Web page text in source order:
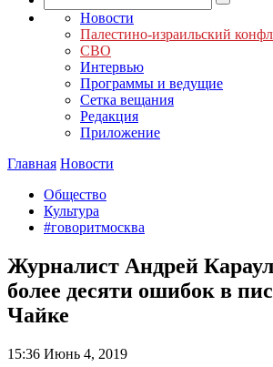
Новости
Палестино-израильский
СВО
Интервью
Программы и ведущие
Сетка вещания
Редакция
Приложение
Главная Новости
Общество
Культура
#говоритмосква
Журналист Андрей
более десяти ошибок в
Чайке
15:36 Июнь 4, 2019